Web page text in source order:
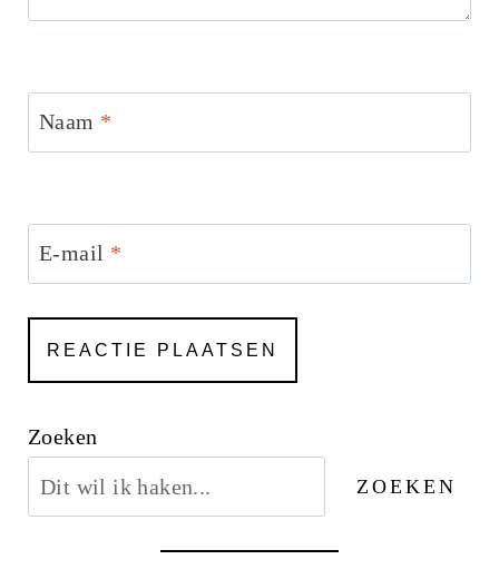
Naam *
E-mail *
Zoeken
ZOEKEN